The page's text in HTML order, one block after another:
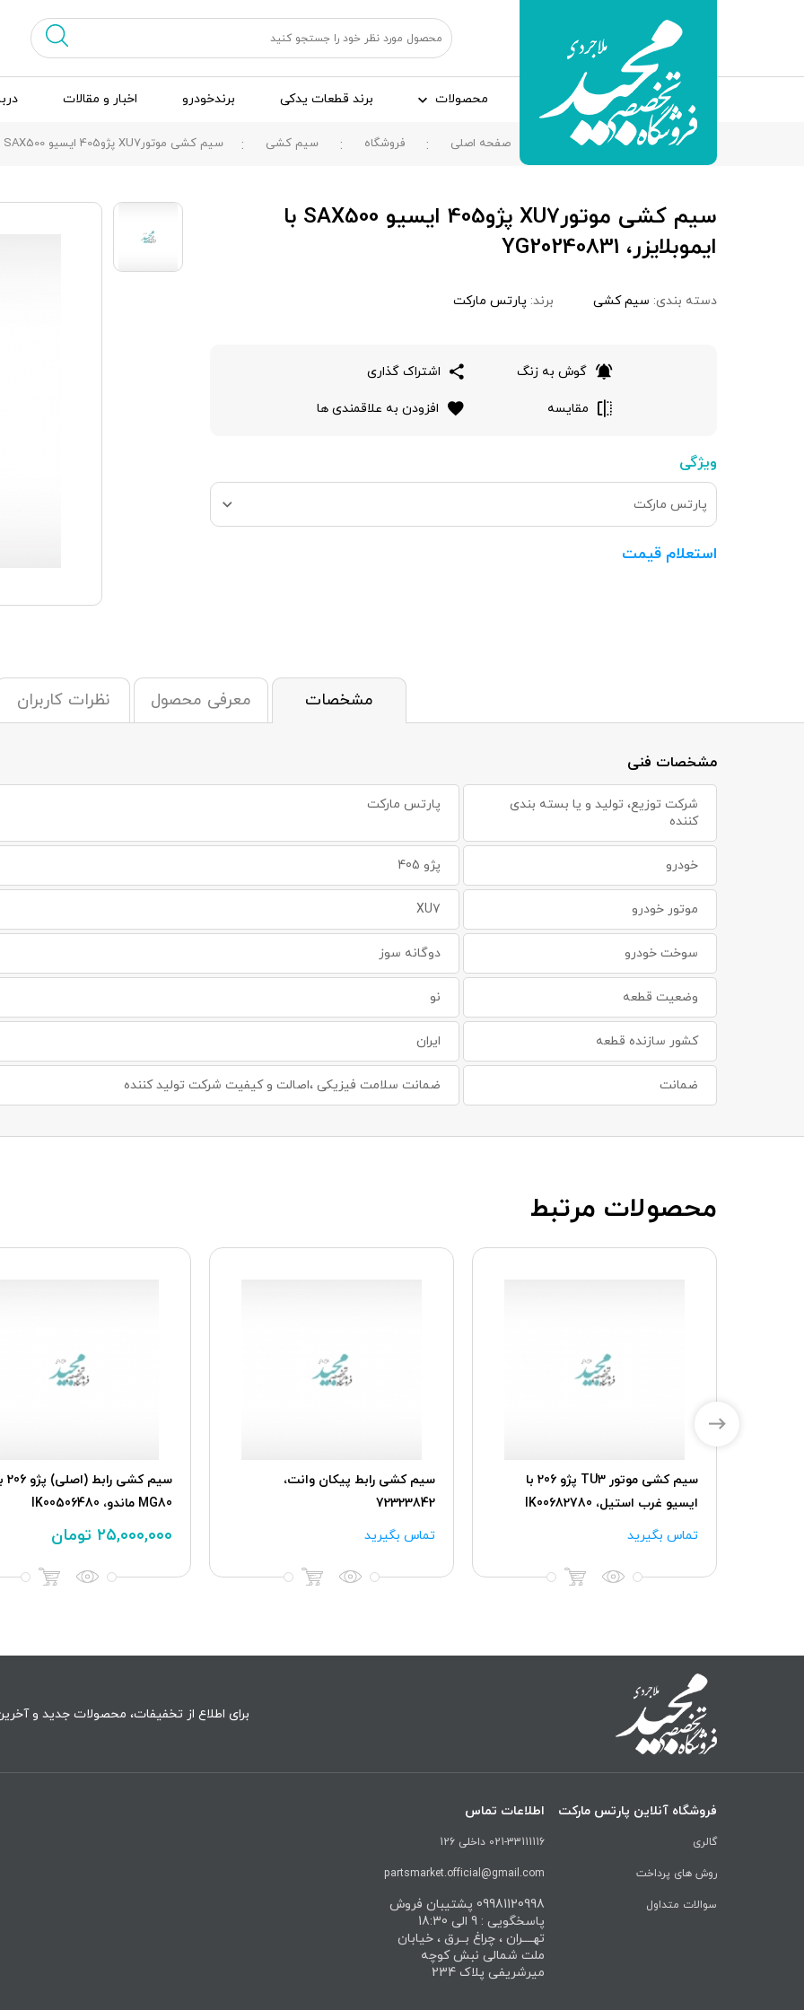
محصولات برند قطعات یدکی برندخودرو اخبار و مقالات
صفحه اصلی فروشگاه سیم کشی سیم کشی موتورXU7 پژو405 ایسیو SAX500 با ایموبلایزر، YG20240831
سیم کشی موتورXU7 پژو405 ایسیو SAX500 با
ایموبلایزر، YG20240831
دسته بندی: سیم کشی برند: پارتس مارکت
گوش به زنگ اشتراک گذاری
مقایسه افزودن به علاقمندی ها
ویژگی
پارتس مارکت
استعلام قیمت
مشخصات معرفی محصول نظرات کاربران
مشخصات فنی
شرکت توزیع، تولید و یا بسته بندی
کننده
پارتس مارکت
خودرو پژو 405
موتور خودرو XU7
سوخت خودرو دوگانه سوز
وضعیت قطعه نو
کشور سازنده قطعه ایران
ضمانت ضمانت سلامت فیزیکی ،اصالت و کیفیت شرکت تولید کننده
محصولات مرتبط
سیم کشی موتور TU3 پژو 206 با
ایسیو غرب استیل، IK00682780
تماس بگیرید
سیم کشی رابط پیکان وانت،
72323842
تماس بگیرید
MG80 ماندو، IK00506480
۲۵,۰۰۰,۰۰۰ تومان
برای اطلاع از تخفیفات، محصولات جدید و
فروشگاه آنلاین پارتس مارکت
گالری
روش های پرداخت
سوالات متداول
اطلاعات تماس
021-33111116 داخلی 126
partsmarket.official@gmail.com
09981120998 پشتیبان فروش
پاسخگویی : 9 الی 18:30
تهــــران ، چراغ بــرق ، خیابان
ملت شمالی نبش کوچه
میرشریفی پلاک 234